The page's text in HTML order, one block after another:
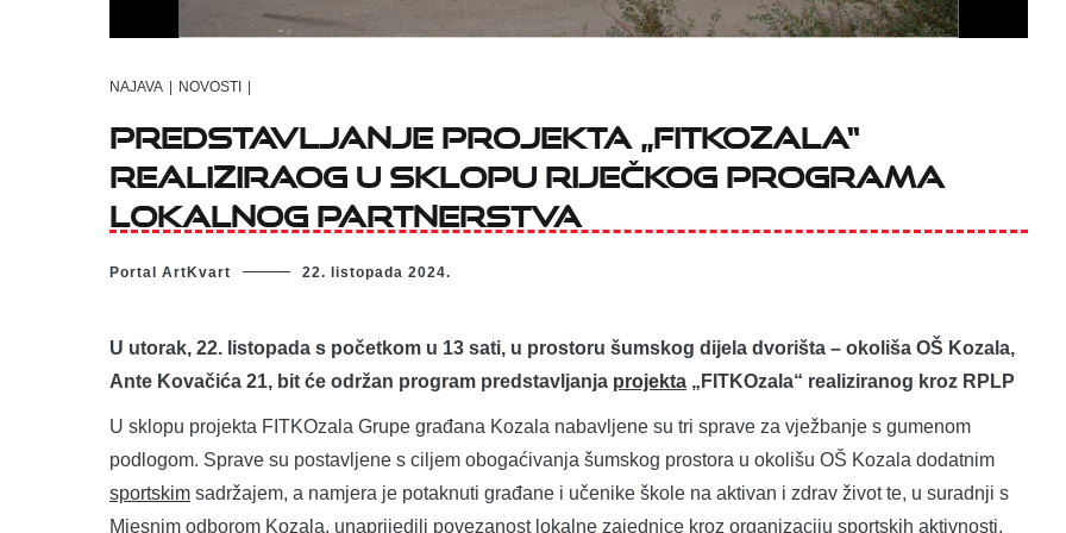
NAJAVA NOVOSTI
PREDSTAVLJANJE PROJEKTA „FITKOzala“
REALIZIRAOG U SKLOPU RIJEČKOG PROGRAMA
LOKALNOG PARTNERSTVA
Portal ArtKvart 22. listopada 2024.
U utorak, 22. listopada s početkom u 13 sati, u prostoru šumskog dijela dvorišta – okoliša OŠ Kozala,
Ante Kovačića 21, bit će održan program predstavljanja projekta „FITKOzala“ realiziranog kroz RPLP
U sklopu projekta FITKOzala Grupe građana Kozala nabavljene su tri sprave za vježbanje s gumenom
podlogom. Sprave su postavljene s ciljem obogaćivanja šumskog prostora u okolišu OŠ Kozala dodatnim
sportskim sadržajem, a namjera je potaknuti građane i učenike škole na aktivan i zdrav život te, u suradnji s
Mjesnim odborom Kozala, unaprijedili povezanost lokalne zajednice kroz organizaciju sportskih aktivnosti.